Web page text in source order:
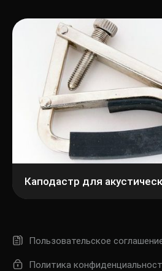
Пользовательское
Политика